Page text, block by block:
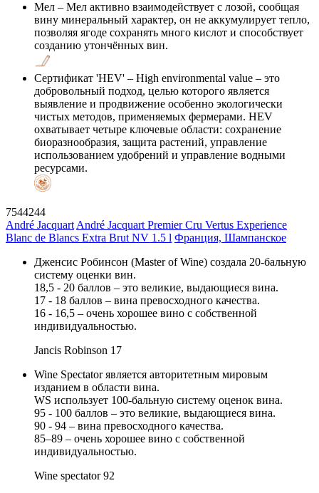
Мел – Мел активно взаимодействует с лозой, сообщая
вину минеральный характер, он не аккумулирует тепло,
позволяя ягоде сохранять много кислот и способствует
созданию утончённых вин.
Сертификат 'HEV' – High environmental value – это
добровольный подход, целью которого является
выявление и продвижение особенно экологически
чистых методов, применяемых фермерами. HEV
охватывает четыре ключевые области: сохранение
биоразнообразия, защита растений, управление
использованием удобрений и управление водными
ресурсами.
7544244
André Jacquart André Jacquart Premier Cru Vertus Experience
Blanc de Blancs Extra Brut NV 1.5 l Франция, Шампанское
Дженсис Робинсон (Master of Wine) создала 20-бальную
систему оценки вин.
18,5 - 20 баллов – это великие, выдающиеся вина.
17 - 18 баллов – вина превосходного качества.
16 - 16,5 – очень хорошее вино с собственной
индивидуальностью.
Jancis Robinson 17
Wine Spectator является авторитетным мировым
изданием в области вина.
WS использует 100-бальную систему оценок вина.
95 - 100 баллов – это великие, выдающиеся вина.
90 - 94 – вина превосходного качества.
85–89 – очень хорошее вино с собственной
индивидуальностью.
Wine spectator 92